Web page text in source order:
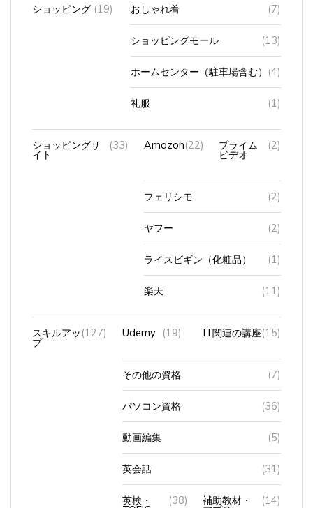
ショッピングモール (13)
ホームセンター（駐車場含む）(4)
礼服 (1)
ショッピングサ (33) Amazon(22) プライム
ビデオ
(2)
フェリシモ (2)
ヤフー (2)
ライスビギン（化粧品） (1)
楽天 (11)
スキルアッ(127) Udemy (19) IT関連の講座(15)
その他の資格 (7)
パソコン資格 (36)
動画編集 (5)
英会話 (31)
英検・
TOEIC
(38) 補助教材・
アプリ
(14)